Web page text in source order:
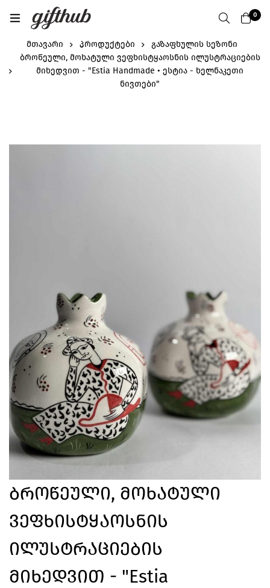
0
მთავარი პროდუქტები
გაზაფხულის სეზონი
ბროწეული, მოხატული ვეფხისტყაოსნის ილუსტრაციების
მიხედვით - "Estia Handmade • ესტია - ხელნაკეთი
ნივთები"
Ბროწეული, Მოხატული
Ვეფხისტყაოსნის
Ილუსტრაციების
Მიხედვით - "Estia